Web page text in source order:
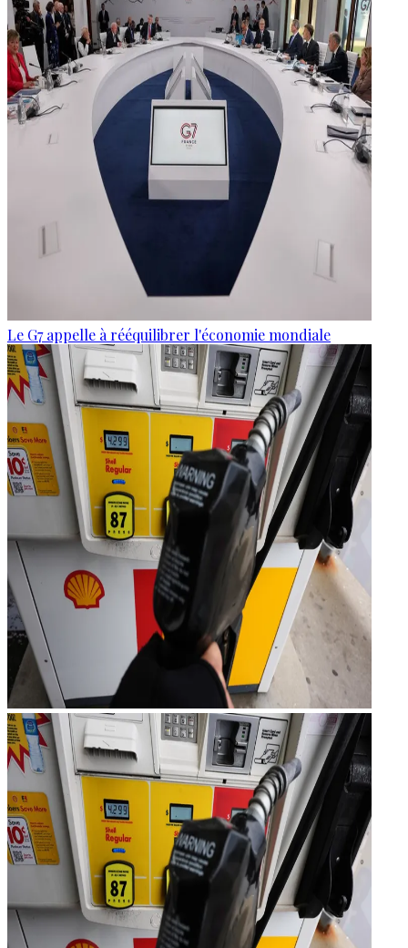
Le G7 appelle à rééquilibrer l'économie mondiale